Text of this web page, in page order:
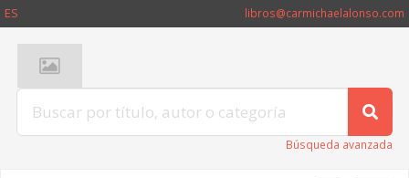
ES libros@carmichaelalonso.com
Búsqueda avanzada